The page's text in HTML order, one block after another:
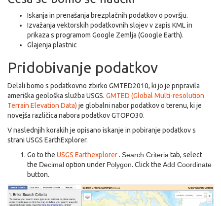
Iskanja in prenašanja brezplačnih podatkov o površju.
Izvažanja vektorskih podatkovnih slojev v zapis KML in
prikaza s programom Google Zemlja (Google Earth).
Glajenja plastnic
Pridobivanje podatkov
Delali bomo s podatkovno zbirko GMTED2010, ki jo je pripravila
ameriška geološka služba USGS. GMTED (Global Multi-resolution
Terrain Elevation Data) je globalni nabor podatkov o terenu, ki je
novejša različica nabora podatkov GTOPO30.
V naslednjih korakih je opisano iskanje in pobiranje podatkov s
strani USGS EarthExplorer.
Go to the USGS Earthexplorer. Search Criteria tab, select
the Decimaloption under Polygon. Click the Add Coordinate
button.